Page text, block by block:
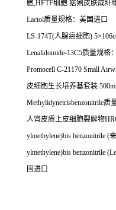
胞,HFTF细胞 猞猁皮肤成纤
Lactol质量规格：美国进口
LS-174T(人腺癌细胞) 5×
Lenalidomide-13C5质量规格
Promocell C-21170 Small
皮细胞生长培养基套装
Methylidynetrisbenzonitrile质
人肾皮质上皮细胞裂解物
ylmethylene)bis benzonitrile (
ylmethylene)bis benzonitrile
国进口